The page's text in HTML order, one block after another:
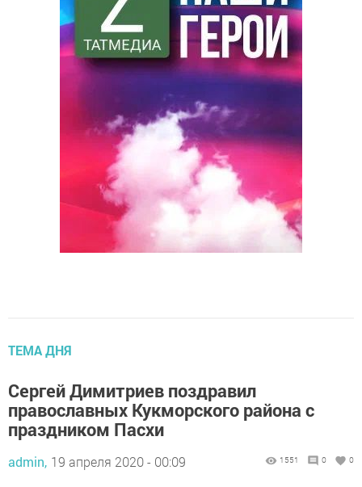
ТЕМА ДНЯ
Сергей Димитриев поздравил
православных Кукморского района с
праздником Пасхи
admin, 19 апреля 2020 - 00:09 1551 0 0